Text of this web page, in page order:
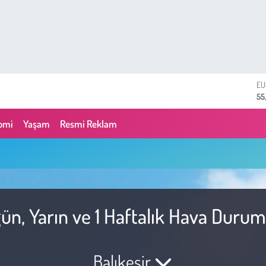
Yaşam Resmi Reklam
Yarın ve 1 Haftalık Hava
Balıkesir